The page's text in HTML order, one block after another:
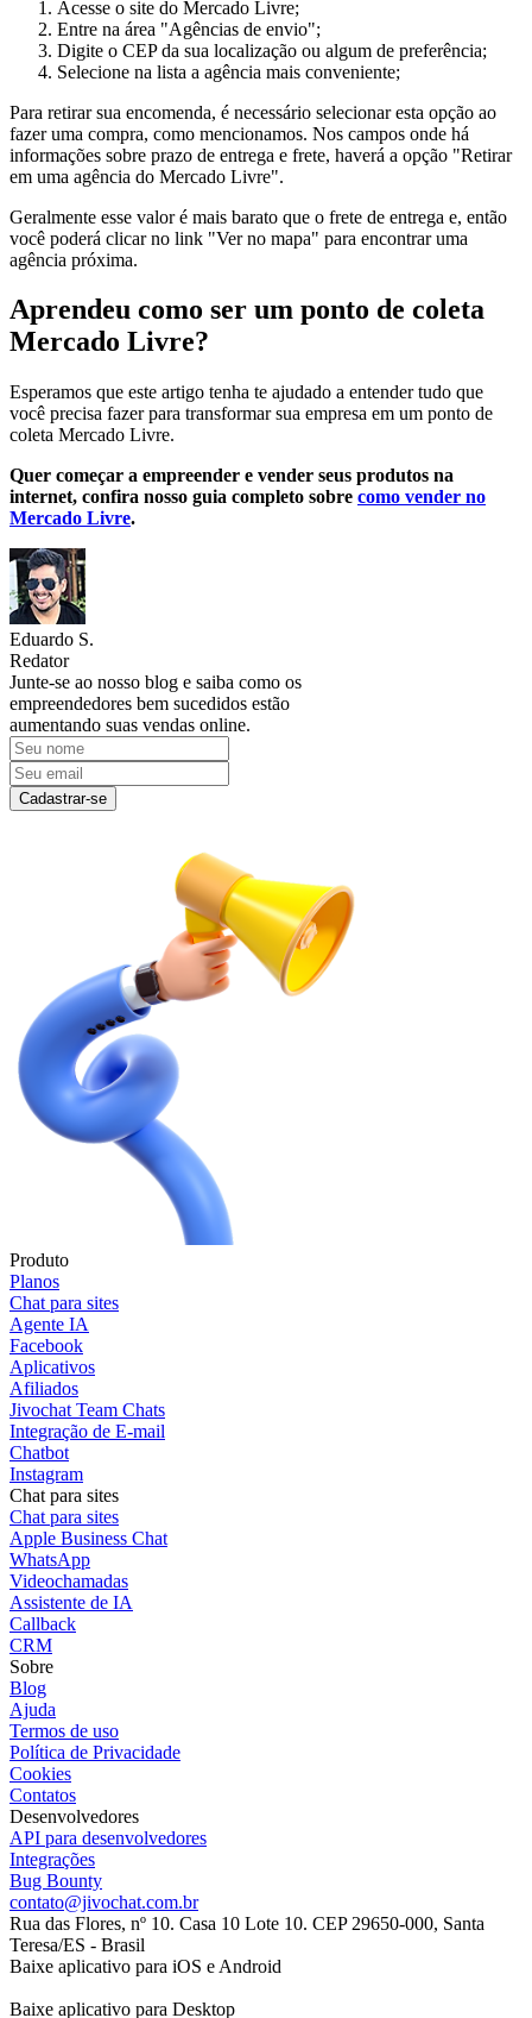
Acesse o site do Mercado Livre;
Entre na área "Agências de envio";
Digite o CEP da sua localização ou algum de preferência;
Selecione na lista a agência mais conveniente;
Para retirar sua encomenda, é necessário selecionar esta opção ao
fazer uma compra, como mencionamos. Nos campos onde há
informações sobre prazo de entrega e frete, haverá a opção "Retirar
em uma agência do Mercado Livre".
Geralmente esse valor é mais barato que o frete de entrega e, então
você poderá clicar no link "Ver no mapa" para encontrar uma
agência próxima.
Aprendeu como ser um ponto de coleta
Mercado Livre?
Esperamos que este artigo tenha te ajudado a entender tudo que
você precisa fazer para transformar sua empresa em um ponto de
coleta Mercado Livre.
Quer começar a empreender e vender seus produtos na
internet, confira nosso guia completo sobre como vender no
Mercado Livre.
Eduardo S.
Redator
Junte-se ao nosso blog e saiba como os
empreendedores bem sucedidos estão
aumentando suas vendas online.
Cadastrar-se
Produto
Planos
Chat para sites
Agente IA
Facebook
Aplicativos
Afiliados
Jivochat Team Chats
Integração de E-mail
Chatbot
Instagram
Chat para sites
Chat para sites
Apple Business Chat
WhatsApp
Videochamadas
Assistente de IA
Callback
CRM
Sobre
Blog
Ajuda
Termos de uso
Política de Privacidade
Cookies
Contatos
Desenvolvedores
API para desenvolvedores
Integrações
Bug Bounty
contato@jivochat.com.br
Rua das Flores, nº 10. Casa 10 Lote 10. CEP 29650-000, Santa
Teresa/ES - Brasil
Baixe aplicativo para iOS e Android
Baixe aplicativo para Desktop